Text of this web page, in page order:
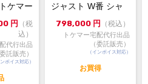
コメント
ケマー
託販...
円
（税
込）
代行出品
委託販売）
ンボイス対応）
ジャスト W番 シャ
ンパンゴールド 中...
798,000 円 （税込）
トケマー宅配代行出品
（委託販売）
（インボイス対応）
お買得